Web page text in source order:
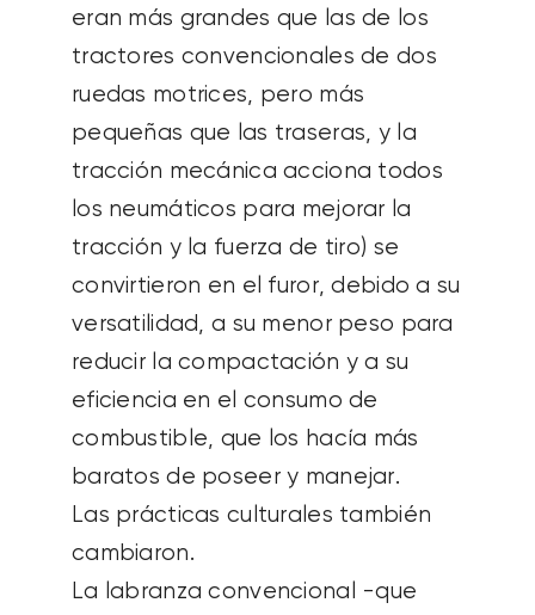
eran más grandes que las de los
tractores convencionales de dos
ruedas motrices, pero más
pequeñas que las traseras, y la
tracción mecánica acciona todos
los neumáticos para mejorar la
tracción y la fuerza de tiro) se
convirtieron en el furor, debido a su
versatilidad, a su menor peso para
reducir la compactación y a su
eficiencia en el consumo de
combustible, que los hacía más
baratos de poseer y manejar.
Las prácticas culturales también
cambiaron.
La labranza convencional -que